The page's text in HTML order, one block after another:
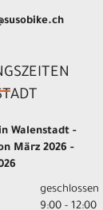
Walenstadt -
März 2026 -
geschlossen
9:00 - 12:00